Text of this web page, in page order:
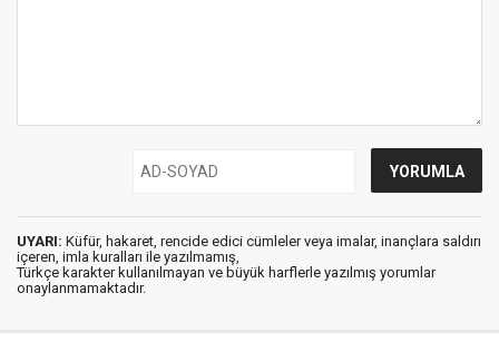
UYARI: Küfür, hakaret, rencide edici cümleler veya imalar, inançlara saldırı
içeren, imla kuralları ile yazılmamış,
Türkçe karakter kullanılmayan ve büyük harflerle yazılmış yorumlar
onaylanmamaktadır.